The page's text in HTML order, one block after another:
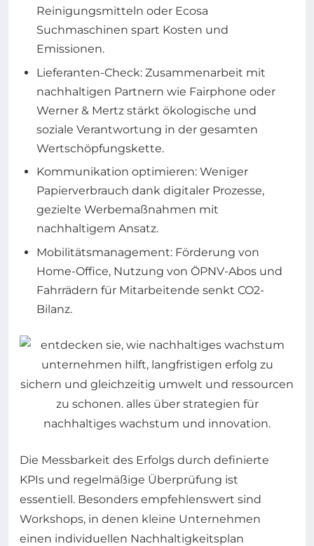
Reinigungsmitteln oder Ecosa
Suchmaschinen spart Kosten und
Emissionen.
Lieferanten-Check: Zusammenarbeit mit
nachhaltigen Partnern wie Fairphone oder
Werner & Mertz stärkt ökologische und
soziale Verantwortung in der gesamten
Wertschöpfungskette.
Kommunikation optimieren: Weniger
Papierverbrauch dank digitaler Prozesse,
gezielte Werbemaßnahmen mit
nachhaltigem Ansatz.
Mobilitätsmanagement: Förderung von
Home-Office, Nutzung von ÖPNV-Abos und
Fahrrädern für Mitarbeitende senkt CO2-
Bilanz.
Die Messbarkeit des Erfolgs durch definierte
KPIs und regelmäßige Überprüfung ist
essentiell. Besonders empfehlenswert sind
Workshops, in denen kleine Unternehmen
einen individuellen Nachhaltigkeitsplan